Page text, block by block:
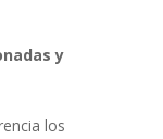
y
los